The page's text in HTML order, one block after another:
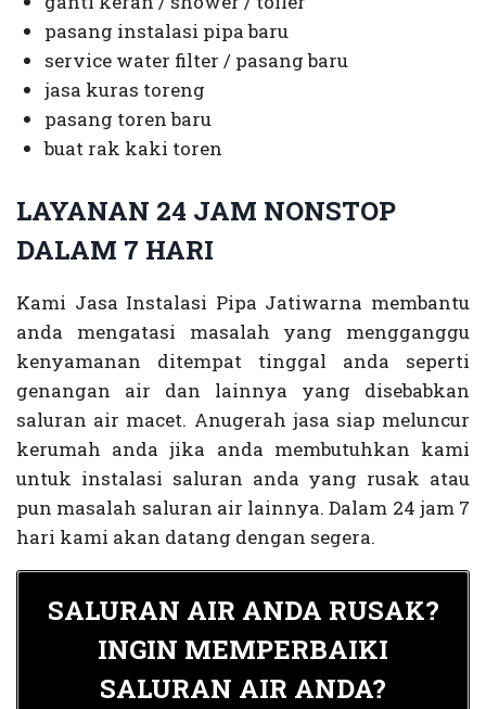
pasang instalasi pipa baru
service water filter / pasang baru
jasa kuras toreng
pasang toren baru
buat rak kaki toren
LAYANAN 24 JAM NONSTOP
DALAM 7 HARI
Kami Jasa Instalasi Pipa Jatiwarna membantu
anda mengatasi masalah yang mengganggu
kenyamanan ditempat tinggal anda seperti
genangan air dan lainnya yang disebabkan
saluran air macet. Anugerah jasa siap meluncur
kerumah anda jika anda membutuhkan kami
untuk instalasi saluran anda yang rusak atau
pun masalah saluran air lainnya. Dalam 24 jam 7
hari kami akan datang dengan segera.
SALURAN AIR ANDA RUSAK?
INGIN MEMPERBAIKI
SALURAN AIR ANDA?